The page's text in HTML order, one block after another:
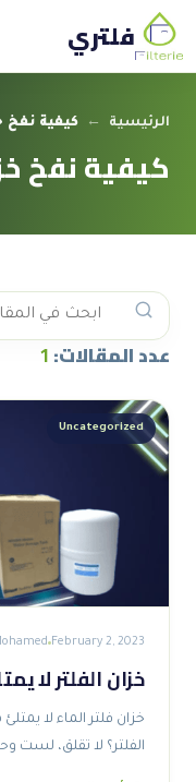
فلتري
الرئيسية ← كيفية نفخ
كيفية نفخ
عدد المقالات:1
Uncategorized
February 2, 2023
خزان الفلتر لا
خزان فلتر الماء لا
الفلتر؟ لا تقلق، لست